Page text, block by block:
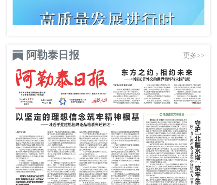
阿勒泰日报 更多>>